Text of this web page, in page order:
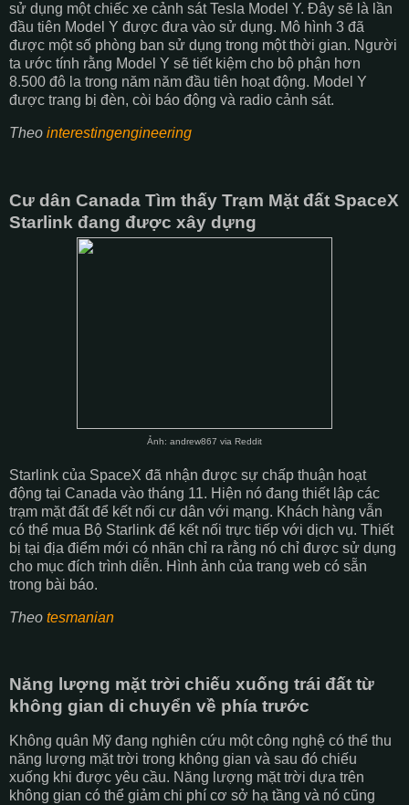
sử dụng một chiếc xe cảnh sát Tesla Model Y. Đây sẽ là lần
đầu tiên Model Y được đưa vào sử dụng. Mô hình 3 đã
được một số phòng ban sử dụng trong một thời gian. Người
ta ước tính rằng Model Y sẽ tiết kiệm cho bộ phận hơn
8.500 đô la trong năm năm đầu tiên hoạt động. Model Y
được trang bị đèn, còi báo động và radio cảnh sát.
Theo interestingengineering
Cư dân Canada Tìm thấy Trạm Mặt đất SpaceX
Starlink đang được xây dựng
Ảnh: andrew867 via Reddit
Starlink của SpaceX đã nhận được sự chấp thuận hoạt
động tại Canada vào tháng 11. Hiện nó đang thiết lập các
trạm mặt đất để kết nối cư dân với mạng. Khách hàng vẫn
có thể mua Bộ Starlink để kết nối trực tiếp với dịch vụ. Thiết
bị tại địa điểm mới có nhãn chỉ ra rằng nó chỉ được sử dụng
cho mục đích trình diễn. Hình ảnh của trang web có sẵn
trong bài báo.
Theo tesmanian
Năng lượng mặt trời chiếu xuống trái đất từ ​​
không gian di chuyển về phía trước
Không quân Mỹ đang nghiên cứu một công nghệ có thể thu
năng lượng mặt trời trong không gian và sau đó chiếu
xuống khi được yêu cầu. Năng lượng mặt trời dựa trên
không gian có thể giảm chi phí cơ sở hạ tầng và nó cũng